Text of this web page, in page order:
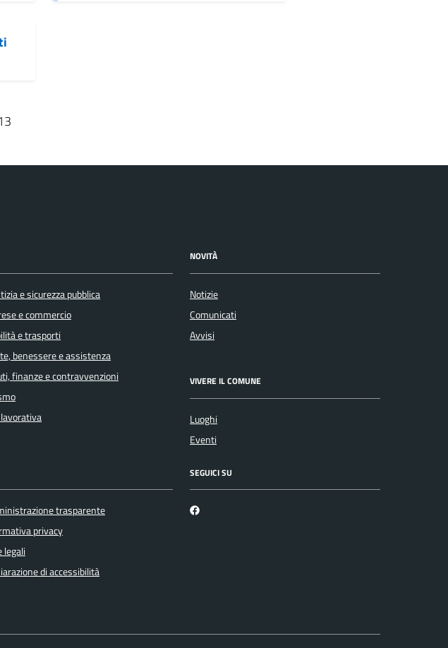
e sicurezza pubblica
e commercio
e trasporti
benessere e assistenza
finanze e contravvenzioni
NOVITÀ
Notizie
Comunicati
Avvisi
VIVERE IL COMUNE
Luoghi
Eventi
trasparente
privacy
legali
di accessibilità
SEGUICI SU
Facebook